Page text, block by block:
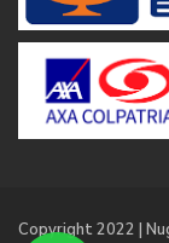
Copyright 2022 |